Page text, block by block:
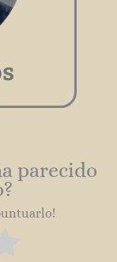
parecido